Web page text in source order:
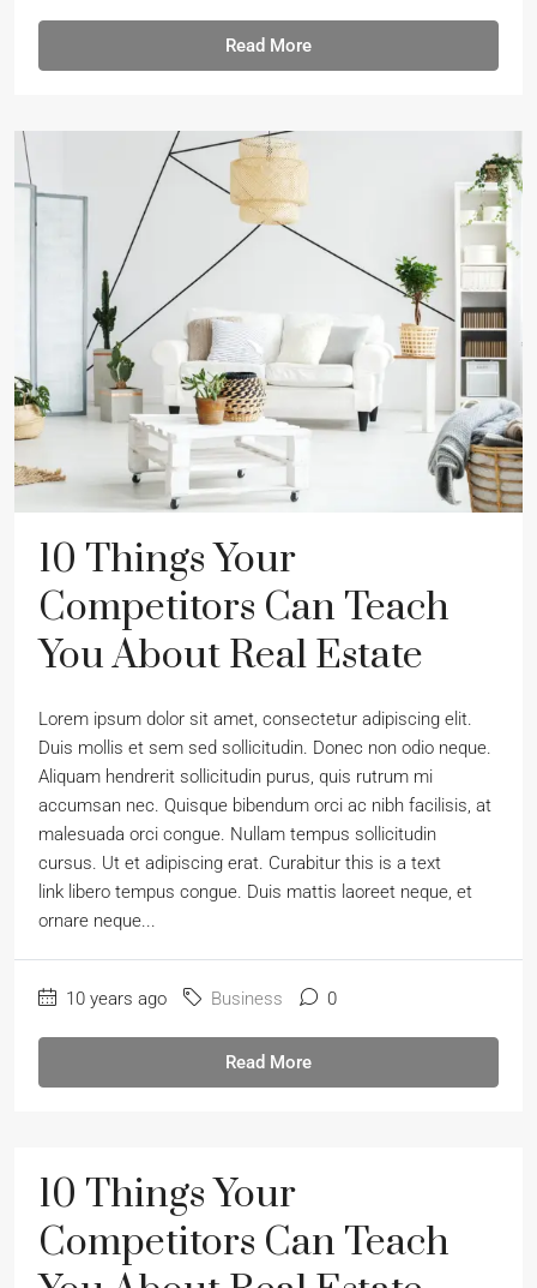
Read More
10 Things Your
Competitors Can Teach
You About Real Estate
Lorem ipsum dolor sit amet, consectetur adipiscing elit.
Duis mollis et sem sed sollicitudin. Donec non odio neque.
Aliquam hendrerit sollicitudin purus, quis rutrum mi
accumsan nec. Quisque bibendum orci ac nibh facilisis, at
malesuada orci congue. Nullam tempus sollicitudin
cursus. Ut et adipiscing erat. Curabitur this is a text
link libero tempus congue. Duis mattis laoreet neque, et
ornare neque...
10 years ago Business 0
Read More
10 Things Your
Competitors Can Teach